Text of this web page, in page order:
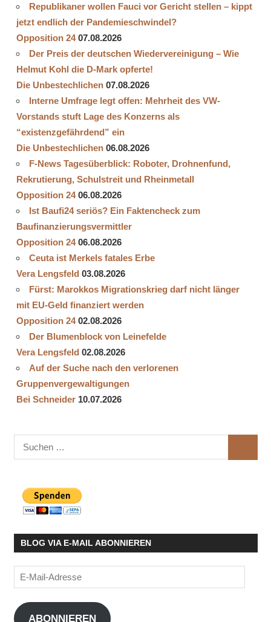
Republikaner wollen Fauci vor Gericht stellen – kippt
jetzt endlich der Pandemieschwindel?
Opposition 24 07.08.2026
Der Preis der deutschen Wiedervereinigung – Wie
Helmut Kohl die D‑Mark opferte!
Die Unbestechlichen 07.08.2026
Interne Umfrage legt offen: Mehrheit des VW-
Vorstands stuft Lage des Konzerns als
“existenzgefährdend” ein
Die Unbestechlichen 06.08.2026
F-News Tagesüberblick: Roboter, Drohnenfund,
Rekrutierung, Schulstreit und Rheinmetall
Opposition 24 06.08.2026
Ist Baufi24 seriös? Ein Faktencheck zum
Baufinanzierungsvermittler
Opposition 24 06.08.2026
Ceuta ist Merkels fatales Erbe
Vera Lengsfeld 03.08.2026
Fürst: Marokkos Migrationskrieg darf nicht länger
mit EU-Geld finanziert werden
Opposition 24 02.08.2026
Der Blumenblock von Leinefelde
Vera Lengsfeld 02.08.2026
Auf der Suche nach den verlorenen
Gruppenvergewaltigungen
Bei Schneider 10.07.2026
Suchen
nach:
BLOG VIA E-MAIL ABONNIEREN
E-
Mail-
Adresse
ABONNIEREN